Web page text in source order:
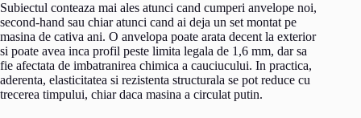
Subiectul conteaza mai ales atunci cand cumperi anvelope noi,
second-hand sau chiar atunci cand ai deja un set montat pe
masina de cativa ani. O anvelopa poate arata decent la exterior
si poate avea inca profil peste limita legala de 1,6 mm, dar sa
fie afectata de imbatranirea chimica a cauciucului. In practica,
aderenta, elasticitatea si rezistenta structurala se pot reduce cu
trecerea timpului, chiar daca masina a circulat putin.